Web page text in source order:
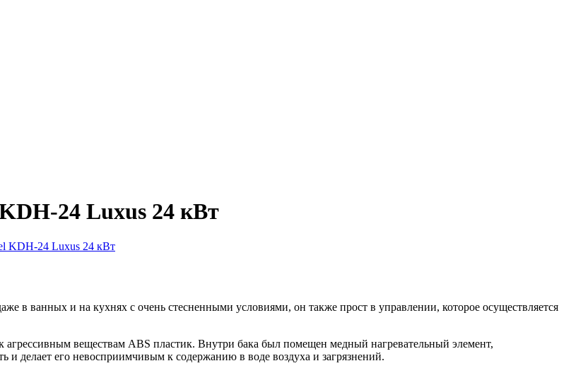
24 Luxus 24 кВт
KDH-24 Luxus 24 кВт
в ванных и на кухнях с очень стесненными условиями, он также прост в управлении, которое осуществляется
агрессивным веществам ABS пластик. Внутри бака был помещен медный нагревательный элемент,
делает его невосприимчивым к содержанию в воде воздуха и загрязнений.